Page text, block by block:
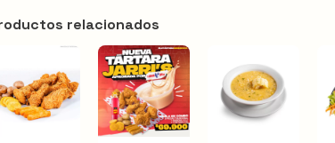
relacionados